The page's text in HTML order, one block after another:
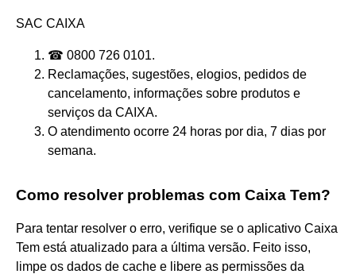
SAC CAIXA
☎ 0800 726 0101.
Reclamações, sugestões, elogios, pedidos de
cancelamento, informações sobre produtos e
serviços da CAIXA.
O atendimento ocorre 24 horas por dia, 7 dias por
semana.
Como resolver problemas com Caixa Tem?
Para tentar resolver o erro, verifique se o aplicativo Caixa
Tem está atualizado para a última versão. Feito isso,
limpe os dados de cache e libere as permissões da